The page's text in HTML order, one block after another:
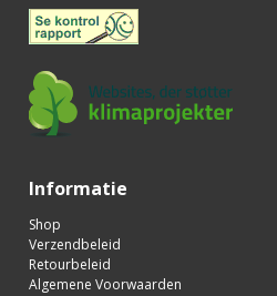
Informatie
Shop
Verzendbeleid
Retourbeleid
Algemene Voorwaarden